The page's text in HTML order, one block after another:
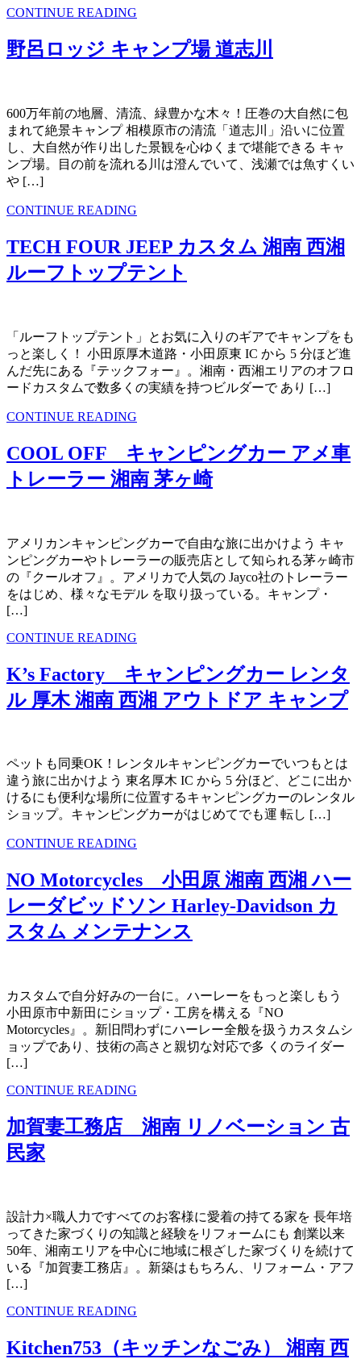
CONTINUE READING
野呂ロッジ キャンプ場 道志川
600万年前の地層、清流、緑豊かな木々！圧巻の大自然に包
まれて絶景キャンプ 相模原市の清流「道志川」沿いに位置
し、大自然が作り出した景観を心ゆくまで堪能できる キャ
ンプ場。目の前を流れる川は澄んでいて、浅瀬では魚すくい
や […]
CONTINUE READING
TECH FOUR JEEP カスタム 湘南 西湘
ルーフトップテント
「ルーフトップテント」とお気に入りのギアでキャンプをも
っと楽しく！ 小田原厚木道路・小田原東 IC から 5 分ほど進
んだ先にある『テックフォー』。湘南・西湘エリアのオフロ
ードカスタムで数多くの実績を持つビルダーで あり […]
CONTINUE READING
COOL OFF キャンピングカー アメ車
トレーラー 湘南 茅ヶ崎
アメリカンキャンピングカーで自由な旅に出かけよう キャ
ンピングカーやトレーラーの販売店として知られる茅ヶ崎市
の『クールオフ』。アメリカで人気の Jayco社のトレーラー
をはじめ、様々なモデル を取り扱っている。キャンプ・
[…]
CONTINUE READING
K’s Factory キャンピングカー レンタ
ル 厚木 湘南 西湘 アウトドア キャンプ
ペットも同乗OK！レンタルキャンピングカーでいつもとは
違う旅に出かけよう 東名厚木 IC から 5 分ほど、どこに出か
けるにも便利な場所に位置するキャンピングカーのレンタル
ショップ。キャンピングカーがはじめてでも運 転し […]
CONTINUE READING
NO Motorcycles 小田原 湘南 西湘 ハー
レーダビッドソン Harley-Davidson カ
スタム メンテナンス
カスタムで自分好みの一台に。ハーレーをもっと楽しもう
小田原市中新田にショップ・工房を構える『NO
Motorcycles』。新旧問わずにハーレー全般を扱うカスタムシ
ョップであり、技術の高さと親切な対応で多 くのライダー
[…]
CONTINUE READING
加賀妻工務店 湘南 リノベーション 古
民家
設計力×職人力ですべてのお客様に愛着の持てる家を 長年培
ってきた家づくりの知識と経験をリフォームにも 創業以来
50年、湘南エリアを中心に地域に根ざした家づくりを続けて
いる『加賀妻工務店』。新築はもちろん、リフォーム・アフ
[…]
CONTINUE READING
Kitchen753（キッチンなごみ） 湘南 西